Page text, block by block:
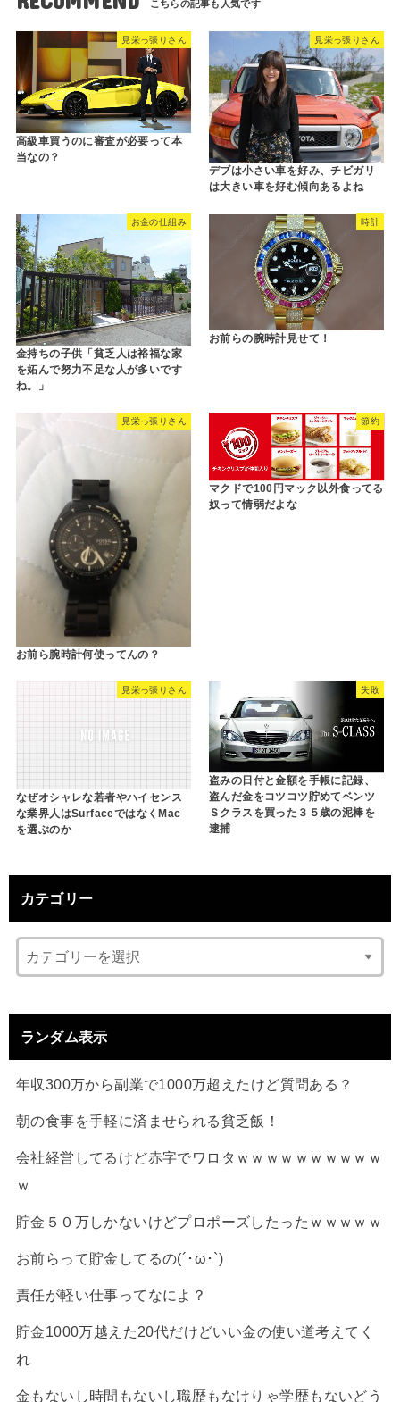
見栄っ張りさん
高級車買うのに審査が必要って本
当なの？
見栄っ張りさん
デブは小さい車を好み、チビガリ
は大きい車を好む傾向あるよね
お金の仕組み
金持ちの子供「貧乏人は裕福な家
を妬んで努力不足な人が多いです
ね。」
時計
お前らの腕時計見せて！
見栄っ張りさん
お前ら腕時計何使ってんの？
節約
マクドで100円マック以外食ってる
奴って情弱だよな
見栄っ張りさん
なぜオシャレな若者やハイセンス
な業界人はSurfaceではなくMac
を選ぶのか
失敗
盗みの日付と金額を手帳に記録、
盗んだ金をコツコツ貯めてベンツ
Ｓクラスを買った３５歳の泥棒を
逮捕
カテゴリー
ランダム表示
年収300万から副業で1000万超えたけど質問ある？
朝の食事を手軽に済ませられる貧乏飯！
会社経営してるけど赤字でワロタｗｗｗｗｗｗｗｗｗｗ
ｗ
貯金５０万しかないけどプロポーズしたったｗｗｗｗｗ
お前らって貯金してるの(´･ω･`)
責任が軽い仕事ってなによ？
貯金1000万越えた20代だけどいい金の使い道考えてく
れ
金もないし時間もないし職歴もなけりゃ学歴もないどう